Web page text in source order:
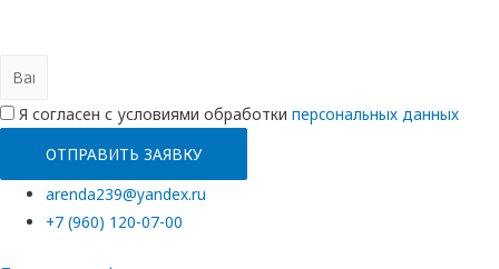
Я согласен с условиями обработки перcональных данных
ОТПРАВИТЬ ЗАЯВКУ
arenda239@yandex.ru
+7 (960) 120-07-00